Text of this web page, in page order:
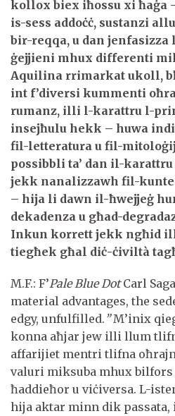
kollox biex iħossu xi ħaġa
is-sess addoċċ, sustanzi
bir-reqqa, u dan
ġejjieni mhux differenti
Aquilina rrimarkat ukoll,
int f’diversi kummenti
rumanz, illi l-karattru l-
insejħulu hekk – huwa
fil-letteratura u fil-
possibbli ta’ dan il-
jekk nanalizzawh fil-
– hija li dawn il-ħwejjeġ
dekadenza u għad-
Inkun korrett jekk ngħid
tiegħek għal diċ-ċiviltà
M.F.: F’Pale Blue DotCarl
material advantages, the
edgy, unfulfilled. ”M’inix
konna aħjar jew illi llum
affarijiet mentri tlifna
valuri miksuba mhux bilfors
ħaddieħor u viċiversa. L-
hija aktar minn dik